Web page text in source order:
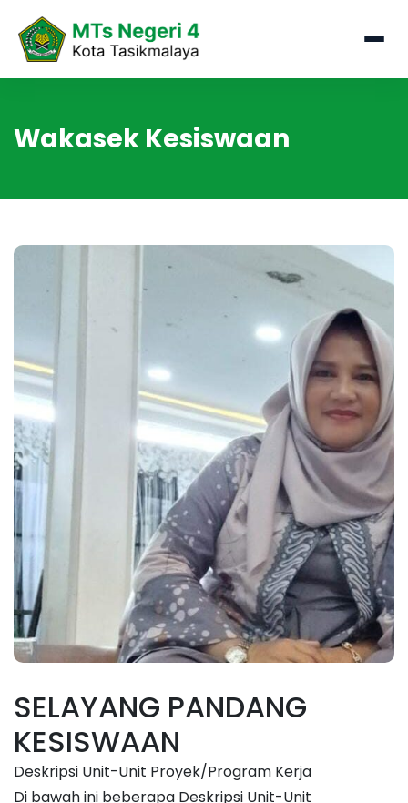
Wakasek Kesiswaan
SELAYANG PANDANG
KESISWAAN
Deskripsi Unit-Unit Proyek/Program Kerja
Di bawah ini beberapa Deskripsi Unit-Unit